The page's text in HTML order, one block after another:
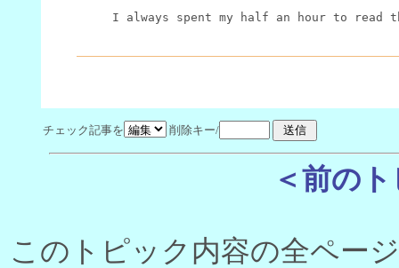
I always spent my half an hour to
チェック記事を 削除キー/
＜前の
このトピック内容の全ペー